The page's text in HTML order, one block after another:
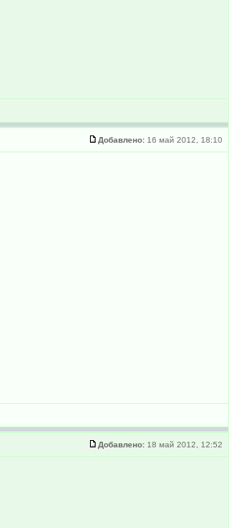
Добавлено: 16 май 2012, 18:10
Добавлено: 18 май 2012, 12:52